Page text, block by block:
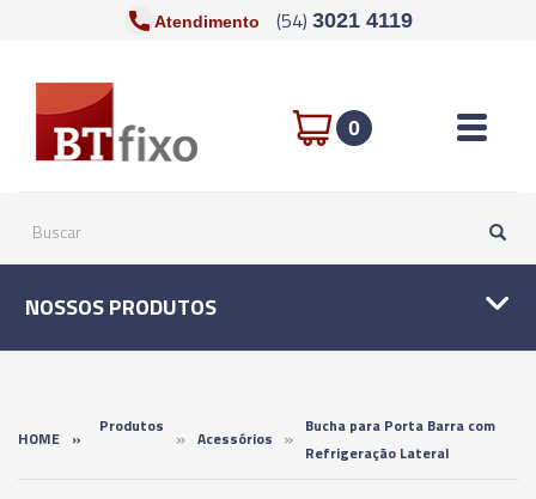
Atendimento (54) 3021 4119
0 Toggle
NOSSOS PRODUTOS
HOME »
Produtos » Acessórios » Bucha para Porta Barra com
Refrigeração Lateral